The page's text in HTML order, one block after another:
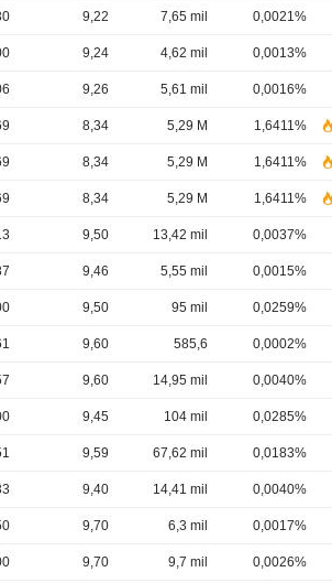
9,22 7,65 mil 0,0021%
9,24 4,62 mil 0,0013%
9,26 5,61 mil 0,0016%
8,34 5,29 M 1,6411%
8,34 5,29 M 1,6411%
8,34 5,29 M 1,6411%
9,50 13,42 mil 0,0037%
9,46 5,55 mil 0,0015%
9,50 95 mil 0,0259%
9,60 585,6 0,0002%
9,60 14,95 mil 0,0040%
9,45 104 mil 0,0285%
9,59 67,62 mil 0,0183%
9,40 14,41 mil 0,0040%
9,70 6,3 mil 0,0017%
9,70 9,7 mil 0,0026%